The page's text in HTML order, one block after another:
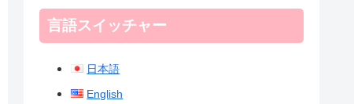
言語スイッチャー
日本語
English